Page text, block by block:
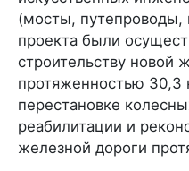
(мосты, путепроводы,
проекта были
строительству новой
протяженностью 30,3
перестановке
реабилитации и
железной дороги